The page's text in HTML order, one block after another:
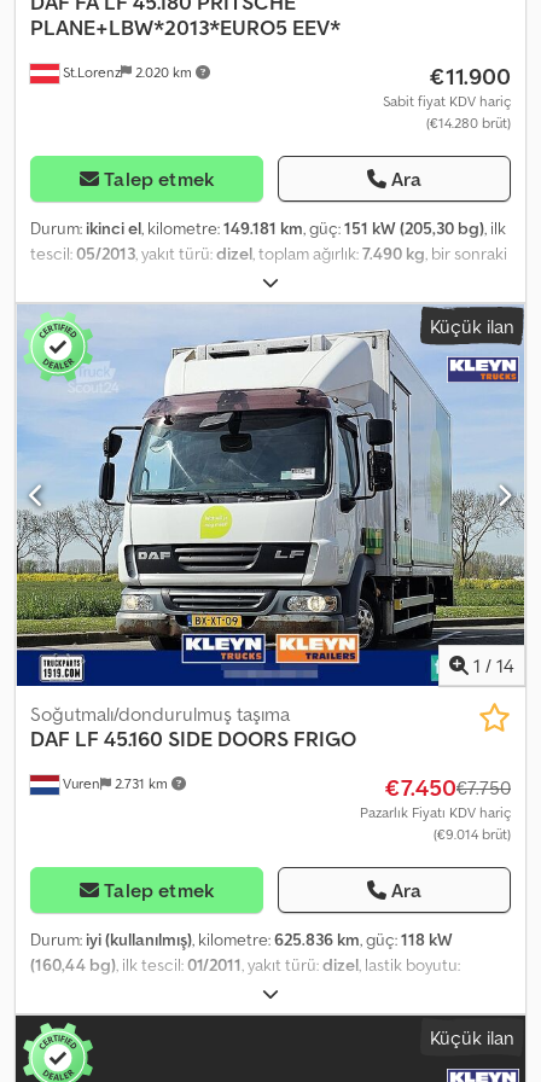
St.Lorenz 2.020 km
PLANE+LBW*2013*EURO5 EEV*
€11.900
Sabit fiyat KDV hariç
(€14.280 brüt)
Talep etmek Ara
Durum: ikinci el, kilometre:149.181 km, güç:151 kW (205,30 bg), ilk
tescil:05/2013, yakıt türü:dizel, toplam ağırlık:7.490 kg, bir sonraki
mavi
sınıfı:Euro 5, koltuk sayısı:3, Üretim yılı:2013, Donanım:ABS,
hidrolik arka platform, klima
, * DAF FA LF 45.180 Açık Kasa + Arka
Rampalı Kasa * Euro 5 EEV * DÜŞÜK KİLOMETRE: 149.181 * Açık
Kasa İç Uzunluğu: 6,10 m * Açık Kasa İç Genişliği: 2,43 m * Açık Kasa
İç Yüksekliği: 2,70 m * Boş Ağırlık: 5400 kg - Toplam Ağırlık: 7490 kg
* Yük Kapasitesi: 2015 kg - Dingil Mesafesi: 4300 mm
Dkodpfozqxyzex Anrjr * Tüm bilgiler bağlayıcı değildir. * Hata ve ön
satış saklıdır. * İç Referans Numarası: 55
Küçük ilan
1 / 14
Vuren 2.731 km
Soğutmalı/dondurulmuş taşıma
DAF LF 45.160 SIDE DOORS FRIGO
€7.450€7.750
Pazarlık Fiyatı KDV hariç
(€9.014 brüt)
Talep etmek Ara
Durum: iyi (kullanılmış), kilometre:625.836 km, güç:118 kW
(160,44 bg), ilk tescil:01/2011, yakıt türü:dizel, lastik boyutu:
, dingil konfigürasyonu:
yakıt:dizel, renk:beyaz, şoför kabini:gündüz kabini, vites türü:
otomatik
, süspansiyon:çelik-
hava, koltuk sayısı:
, toplam genişlik:
Küçük ilan